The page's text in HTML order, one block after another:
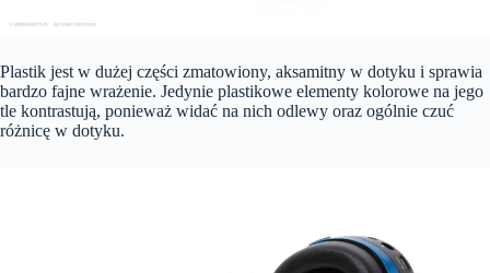
Plastik jest w dużej części zmatowiony, aksamitny w dotyku i sprawia
bardzo fajne wrażenie. Jedynie plastikowe elementy kolorowe na jego
tle kontrastują, ponieważ widać na nich odlewy oraz ogólnie czuć
różnicę w dotyku.